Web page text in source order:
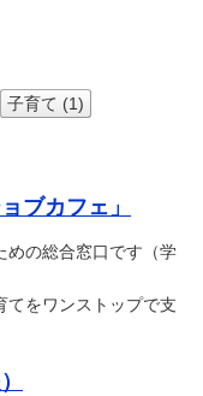
子育て (1)
ブカフェ」
めの総合窓口です（学
てをワンストップで支